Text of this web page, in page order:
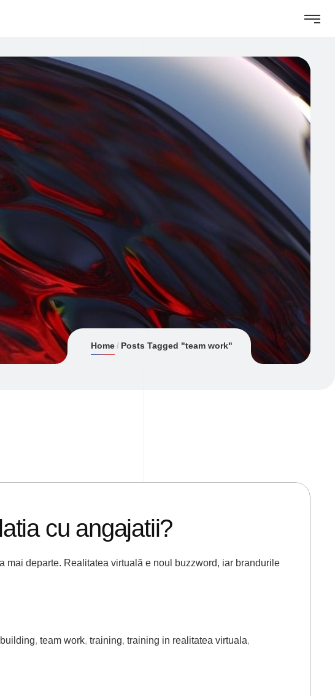
Home Posts Tagged "team work"
cu angajatii?
mai departe. Realitatea virtuală e noul buzzword, iar brandurile
, team work, training, training in realitatea virtuala,